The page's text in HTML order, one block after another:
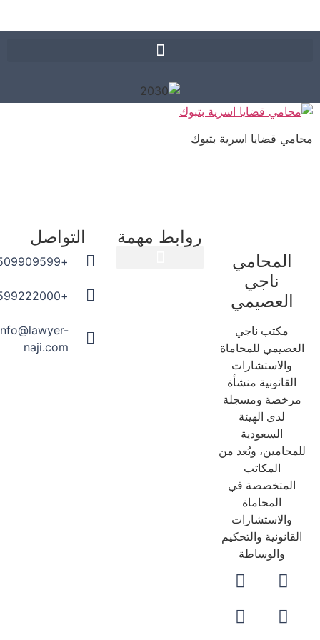
قضايا اسرية بتبوك
المحامي
ناجي
العصيمي
مكتب ناجي
للمحاماة
والاستشارات
منشأة
ومسجلة
لدى الهيئة
السعودية
ويُعد من
المكاتب
المتخصصة في
المحاماة
والاستشارات
والتحكيم
والوساطة
روابط مهمة التواصل
info@lawyer-
naji.com